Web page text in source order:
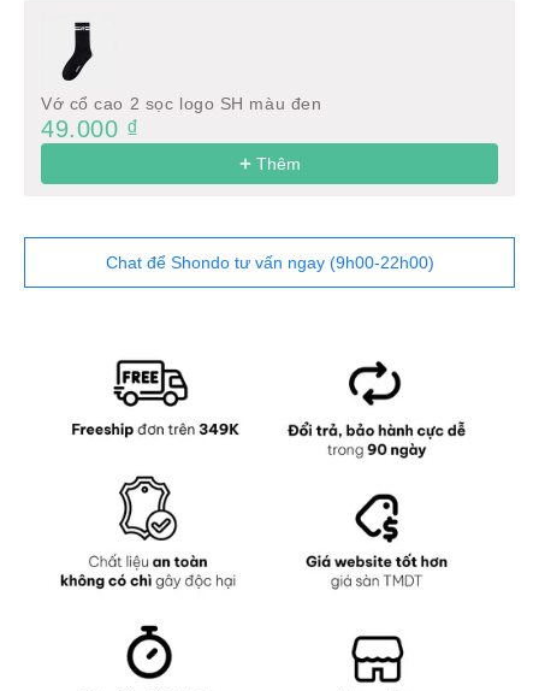
Vớ cổ cao 2 sọc logo SH màu đen
49.000 ₫
Thêm
Chat để Shondo tư vấn ngay (9h00-22h00)